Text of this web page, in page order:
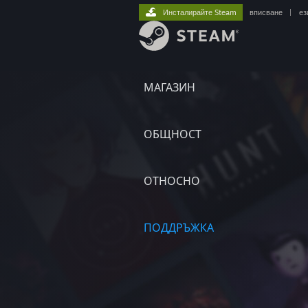
МАГАЗИН
ОБЩНОСТ
ОТНОСНО
ПОДДРЪЖКА
Инсталирайте Steam вписване